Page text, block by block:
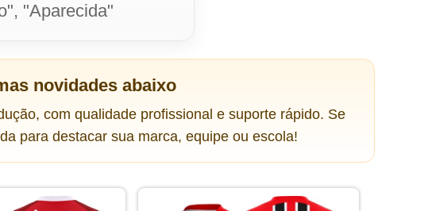
"Aparecida"
novidades abaixo
com qualidade profissional e suporte rápido. Se
para destacar sua marca, equipe ou escola!